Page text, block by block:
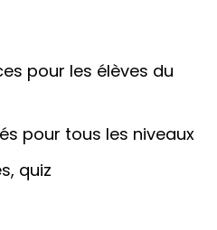
pour les élèves du
pour tous les niveaux
quiz